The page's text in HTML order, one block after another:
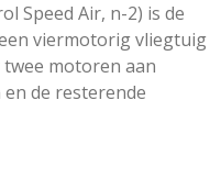
Speed Air, n-2) is de
viermotorig vliegtuig
motoren aan
de resterende